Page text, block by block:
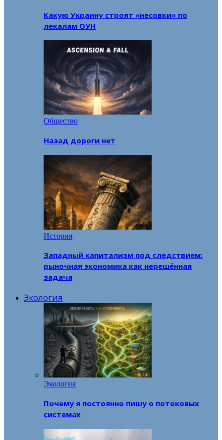
Какую Украину строят «несовки» по
лекалам ОУН
Общество
Назад дороги нет
История
Западный капитализм под следствием:
рыночная экономика как нерешённая
задача
Экология
Экология
Почему я постоянно пишу о потоковых
системах